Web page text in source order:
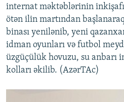
internat məktəblərinin
ötən ilin martından
binası yenilənib, yeni
idman oyunları və futbol
üzgüçülük hovuzu, su anbarı
kolları əkilib. (AzərTAc)